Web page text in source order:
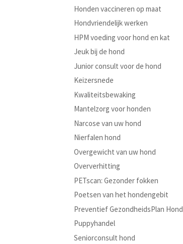
Honden vaccineren op maat
Hondvriendelijk werken
HPM voeding voor hond en kat
Jeuk bij de hond
Junior consult voor de hond
Keizersnede
Kwaliteitsbewaking
Mantelzorg voor honden
Narcose van uw hond
Nierfalen hond
Overgewicht van uw hond
Oververhitting
PETscan: Gezonder fokken
Poetsen van het hondengebit
Preventief GezondheidsPlan Hond
Puppyhandel
Seniorconsult hond